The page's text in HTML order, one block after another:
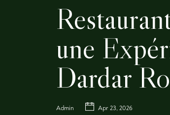
une
Dardar
Admin Apr 23, 2026